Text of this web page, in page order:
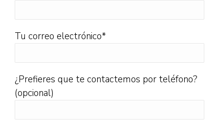
Tu correo electrónico*
¿Prefieres que te contactemos por teléfono?
(opcional)